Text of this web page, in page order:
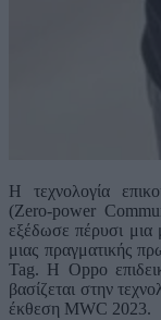
Η τεχνολογία
(Zero-power
εξέδωσε πέρυσι μια
μιας πραγματικής
Tag. Η Oppo
βασίζεται στην
έκθεση MWC 2023.